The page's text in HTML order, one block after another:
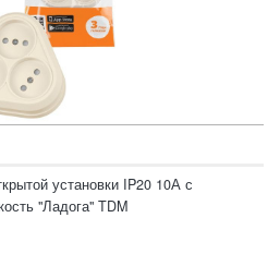
установки IP20 10А с
"Ладога" TDM